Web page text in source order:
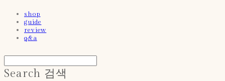
shop
guide
review
q&a
Search 검색